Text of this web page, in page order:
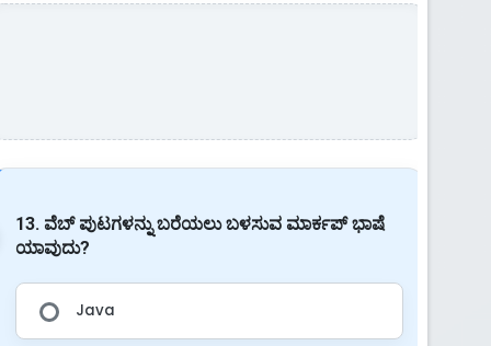
13. ವೆಬ್ ಪುಟಗಳನ್ನು ಬರೆಯಲು ಬಳಸುವ ಮಾರ್ಕಪ್ ಭಾಷೆ
ಯಾವುದು?
Java